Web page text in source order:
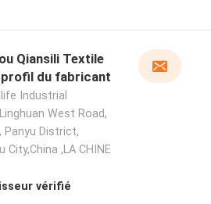
Qiansili Textile
profil du fabricant
Industrial
West Road,
Panyu District,
City,China ,LA CHINE
vérifié